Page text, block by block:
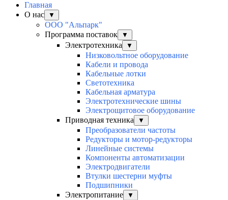
Главная
О нас
▼
ООО "Альпарк"
Программа поставок
▼
Электротехника ▼
Низковольтное оборудование
Кабели и провода
Кабельные лотки
Светотехника
Кабельная арматура
Электротехнические шины
Электрощитовое оборудование
Приводная техника
▼
Преобразователи частоты
Редукторы и мотор-редукторы
Линейные системы
Компоненты автоматизации
Электродвигатели
Втулки шестерни муфты
Подшипники
Электропитание
▼